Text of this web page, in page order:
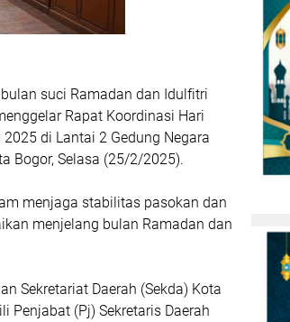
suci Ramadan dan Idulfitri
Rapat Koordinasi Hari
di Lantai 2 Gedung Negara
Bogor, Selasa (25/2/2025).
menjaga stabilitas pasokan dan
menjelang bulan Ramadan dan
Sekretariat Daerah (Sekda) Kota
Penjabat (Pj) Sekretaris Daerah